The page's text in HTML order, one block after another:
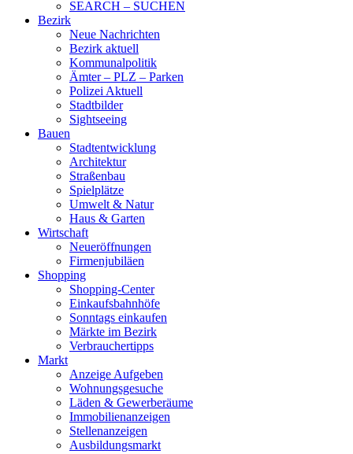
SEARCH – SUCHEN
Bezirk
Neue Nachrichten
Bezirk aktuell
Kommunalpolitik
Ämter – PLZ – Parken
Polizei Aktuell
Stadtbilder
Sightseeing
Bauen
Stadtentwicklung
Architektur
Straßenbau
Spielplätze
Umwelt & Natur
Haus & Garten
Wirtschaft
Neueröffnungen
Firmenjubiläen
Shopping
Shopping-Center
Einkaufsbahnhöfe
Sonntags einkaufen
Märkte im Bezirk
Verbrauchertipps
Markt
Anzeige Aufgeben
Wohnungsgesuche
Läden & Gewerberäume
Immobilienanzeigen
Stellenanzeigen
Ausbildungsmarkt